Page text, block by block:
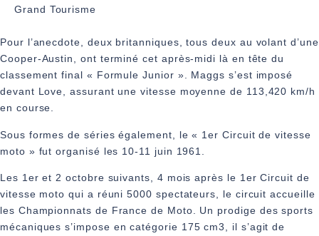
Grand Tourisme
Pour l’anecdote, deux britanniques, tous deux au volant d’une
Cooper-Austin, ont terminé cet après-midi là en tête du
classement final « Formule Junior ». Maggs s’est imposé
devant Love, assurant une vitesse moyenne de 113,420 km/h
en course.
Sous formes de séries également, le « 1er Circuit de vitesse
moto » fut organisé les 10-11 juin 1961.
Les 1er et 2 octobre suivants, 4 mois après le 1er Circuit de
vitesse moto qui a réuni 5000 spectateurs, le circuit accueille
les Championnats de France de Moto. Un prodige des sports
mécaniques s’impose en catégorie 175 cm3, il s’agit de